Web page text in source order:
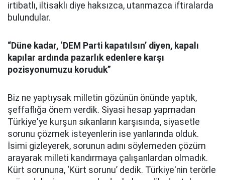
irtibatlı, iltisaklı diye haksızca, utanmazca iftiralarda
bulundular.
“Düne kadar, ‘DEM Parti kapatılsın’ diyen, kapalı
kapılar ardında pazarlık edenlere karşı
pozisyonumuzu koruduk”
Biz ne yaptıysak milletin gözünün önünde yaptık,
şeffaflığa önem verdik. Siyasi hesap yapmadan
Türkiye'ye kurşun sıkanların karşısında, siyasetle
sorunu çözmek isteyenlerin ise yanlarında olduk.
İsimi gizleyerek, sorunun adını söylemeden çözüm
arayarak milleti kandırmaya çalışanlardan olmadık.
Kürt sorununa, ‘Kürt sorunu’ dedik. Türkiye'nin terörle